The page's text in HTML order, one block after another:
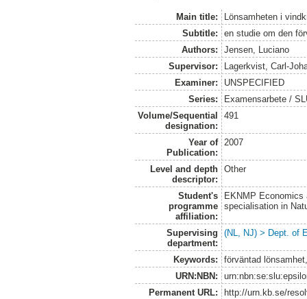
Main title:
Lönsamheten i
Subtitle:
en studie om den
Authors:
Jensen, Luciano
Supervisor:
Lagerkvist, Carl-
Examiner:
UNSPECIFIED
Series:
Examensarbete /
Volume/Sequential
designation:
491
Year of
Publication:
2007
Level and depth
descriptor:
Other
Student's
programme
affiliation:
EKNMP Economics
specialisation in
Supervising
department:
(NL, NJ) > Dept. of
Keywords:
förväntad
URN:NBN:
Permanent URL:
http://urn.kb.se/